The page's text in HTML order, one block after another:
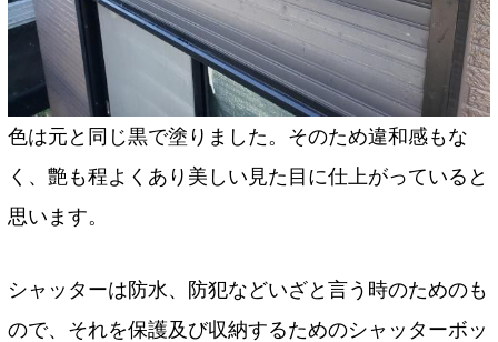
色は元と同じ黒で塗りました。そのため違和感もな
く、艶も程よくあり美しい見た目に仕上がっていると
思います。
シャッターは防水、防犯などいざと言う時のためのも
ので、それを保護及び収納するためのシャッターボッ